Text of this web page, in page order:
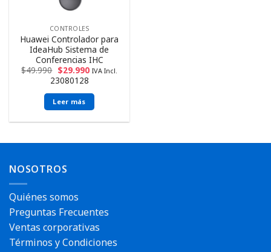
CONTROLES
Huawei Controlador para
IdeaHub Sistema de
Conferencias IHC
$49.990 $29.990 IVA Incl.
23080128
Leer más
NOSOTROS
Quiénes somos
Preguntas Frecuentes
Ventas corporativas
Términos y Condiciones